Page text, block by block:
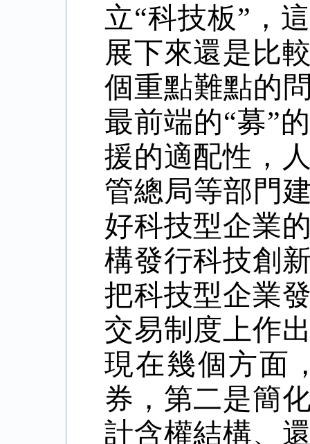
立“科技板” ，
展下來還是比
個重點難點的
最前端的“募”
援的適配性，
管總局等部門
好科技型企業
構發行科技創
把科技型企業
交易制度上作
現在幾個方面
券，第二是簡
計含權結構、